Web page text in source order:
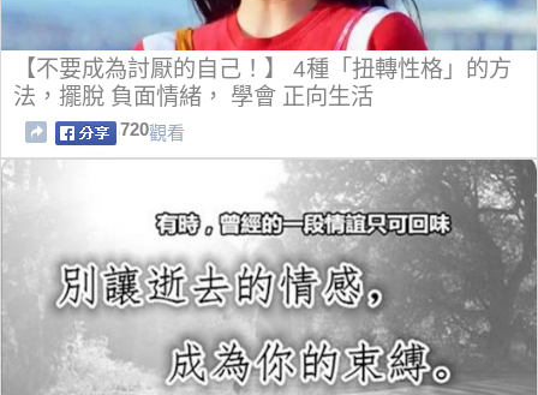
【不要成為討厭的自己！】 4種「扭轉性格」的方
法，擺脫 負面情緒， 學會 正向生活
720觀看